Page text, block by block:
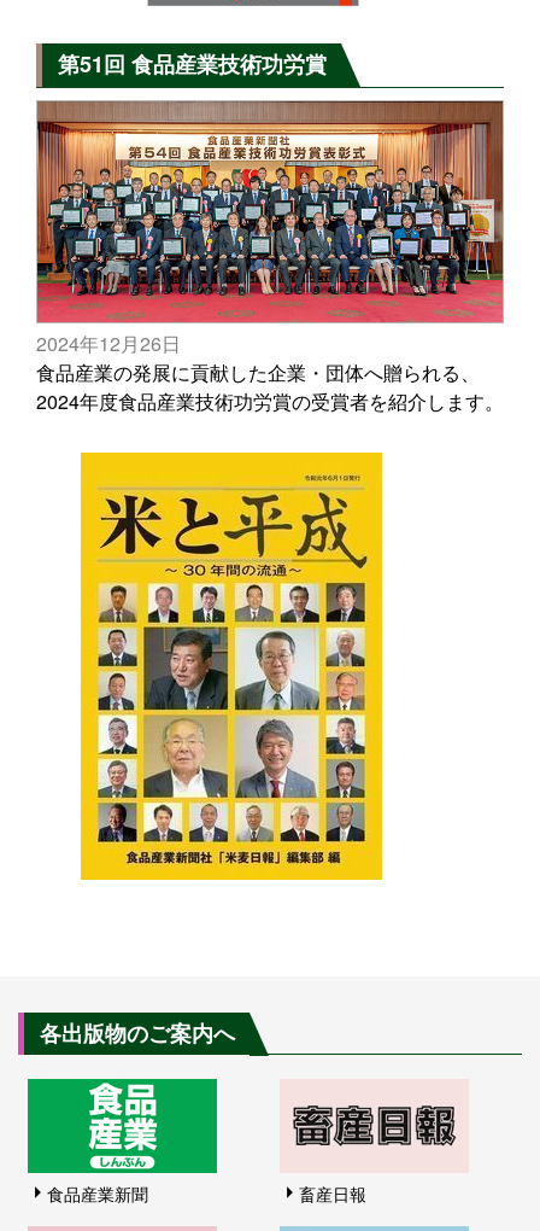
第51回 食品産業技術功労賞
2024年12月26日
食品産業の発展に貢献した企業・団体へ贈られる、
2024年度食品産業技術功労賞の受賞者を紹介します。
各出版物のご案内へ
食品産業新聞 畜産日報